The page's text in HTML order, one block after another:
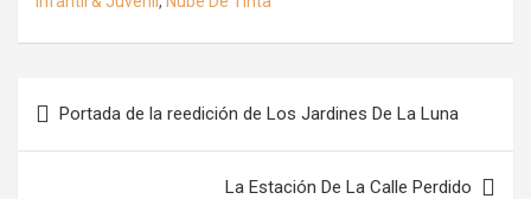
de
Portada de la reedición de Los Jardines De La Luna
La Estación De La Calle Perdido